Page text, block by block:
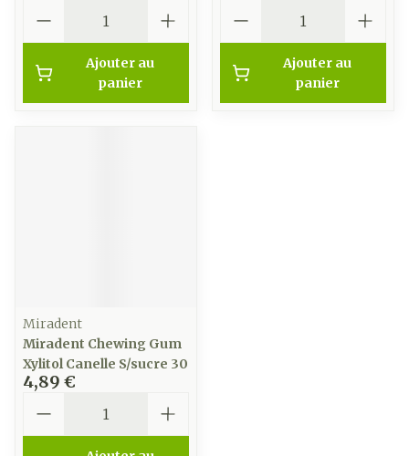
Ajouter au
panier
Ajouter au
panier
Miradent
Miradent Chewing Gum
Xylitol Canelle S/sucre 30
4,89 €